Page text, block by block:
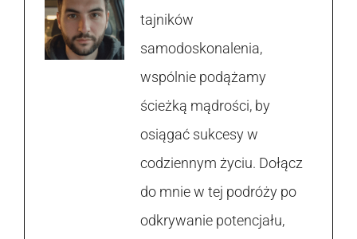
tajników
samodoskonalenia,
wspólnie podążamy
ścieżką mądrości, by
osiągać sukcesy w
codziennym życiu. Dołącz
do mnie w tej podróży po
odkrywanie potencjału,